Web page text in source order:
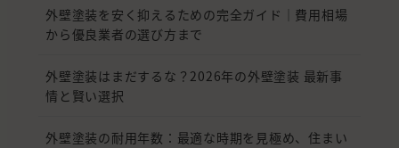
外壁塗装を安く抑えるための完全ガイド｜費用相場
から優良業者の選び方まで
外壁塗装はまだするな？2026年の外壁塗装 最新事
情と賢い選択
外壁塗装の耐用年数：最適な時期を見極め、住まい